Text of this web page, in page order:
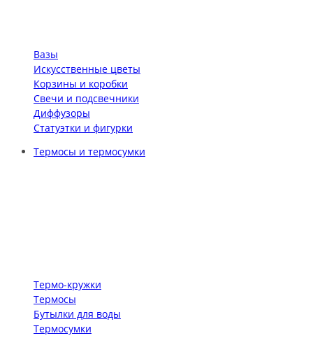
Вазы
Искусственные цветы
Корзины и коробки
Свечи и подсвечники
Диффузоры
Статуэтки и фигурки
Термосы и термосумки
Термо-кружки
Термосы
Бутылки для воды
Термосумки